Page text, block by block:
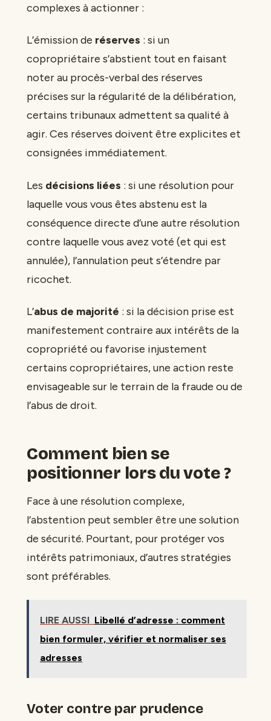
complexes à actionner :
L’émission de réserves : si un
copropriétaire s’abstient tout en faisant
noter au procès-verbal des réserves
précises sur la régularité de la délibération,
certains tribunaux admettent sa qualité à
agir. Ces réserves doivent être explicites et
consignées immédiatement.
Les décisions liées : si une résolution pour
laquelle vous vous êtes abstenu est la
conséquence directe d’une autre résolution
contre laquelle vous avez voté (et qui est
annulée), l’annulation peut s’étendre par
ricochet.
L’abus de majorité : si la décision prise est
manifestement contraire aux intérêts de la
copropriété ou favorise injustement
certains copropriétaires, une action reste
envisageable sur le terrain de la fraude ou de
l’abus de droit.
Comment bien se
positionner lors du vote ?
Face à une résolution complexe,
l’abstention peut sembler être une solution
de sécurité. Pourtant, pour protéger vos
intérêts patrimoniaux, d’autres stratégies
sont préférables.
LIRE AUSSI Libellé d’adresse : comment
bien formuler, vérifier et normaliser ses
adresses
Voter contre par prudence